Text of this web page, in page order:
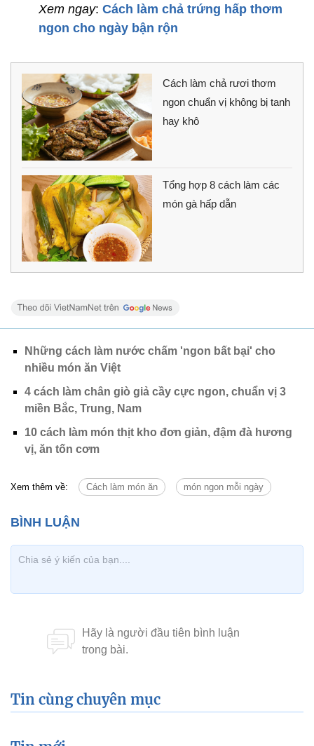
Xem ngay: Cách làm chả trứng hấp thơm
ngon cho ngày bận rộn
Cách làm chả rươi thơm
ngon chuẩn vị không bị tanh
hay khô
Tổng hợp 8 cách làm các
món gà hấp dẫn
Những cách làm nước chấm 'ngon bất bại' cho
nhiều món ăn Việt
4 cách làm chân giò giả cầy cực ngon, chuẩn vị 3
miền Bắc, Trung, Nam
10 cách làm món thịt kho đơn giản, đậm đà hương
vị, ăn tốn cơm
Xem thêm về: Cách làm món ăn món ngon mỗi ngày
Tin cùng chuyên mục